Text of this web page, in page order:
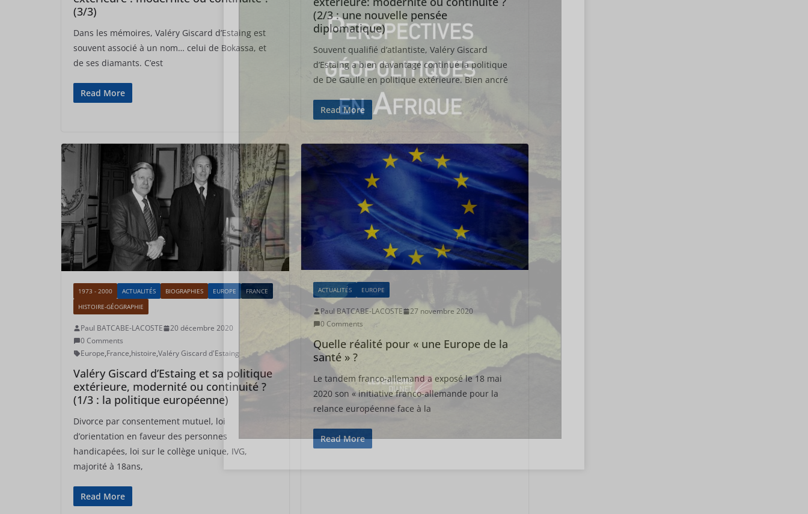
(3/3)
Dans les mémoires, Valéry Giscard d’Estaing est
souvent associé à un nom… celui de Bokassa, et
de ses diamants. C’est
Read More
(2/3 : une nouvelle pensée
diplomatique)
Souvent qualifié d’atlantiste, Valéry Giscard
d’Estaing a bien davantage continué la politique
de De Gaulle en politique extérieure. Bien ancré
Read More
1973 - 2000 ACTUALITÉS BIOGRAPHIES EUROPE
FRANCE
HISTOIRE-GÉOGRAPHIE
Paul BATCABE-LACOSTE
20 décembre 2020
0 Comments
Europe,France,histoire,Valéry Giscard d'Estaing
Valéry Giscard d’Estaing et sa politique
extérieure, modernité ou continuité ?
(1/3 : la politique européenne)
Divorce par consentement mutuel, loi
d’orientation en faveur des personnes
handicapées, loi sur le collège unique, IVG,
majorité à 18ans,
Read More
ACTUALITÉS EUROPE
Paul BATCABE-LACOSTE
27 novembre 2020
0 Comments
Quelle réalité pour « une Europe de la
santé » ?
Le tandem franco-allemand a exposé le 18 mai
2020 son « initiative franco-allemande pour la
relance européenne face à la
Read More